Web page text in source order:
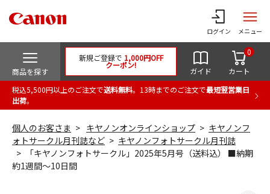
ログイン メニュー
商品を探す
新規ご登録で 1,000円OFF
クーポン!
ガイド カート
0
税込5,500円以上のご注文で送料無料。13時までのご注文で最短翌営業日
出荷。
個人のお客さま キヤノンオンラインショップ
キヤノンフ
ォトサークル月刊誌など
キヤノンフォトサークル月刊誌
「キヤノンフォトサークル」2025年5月号（送料込） ■納期
約1週間～10日間